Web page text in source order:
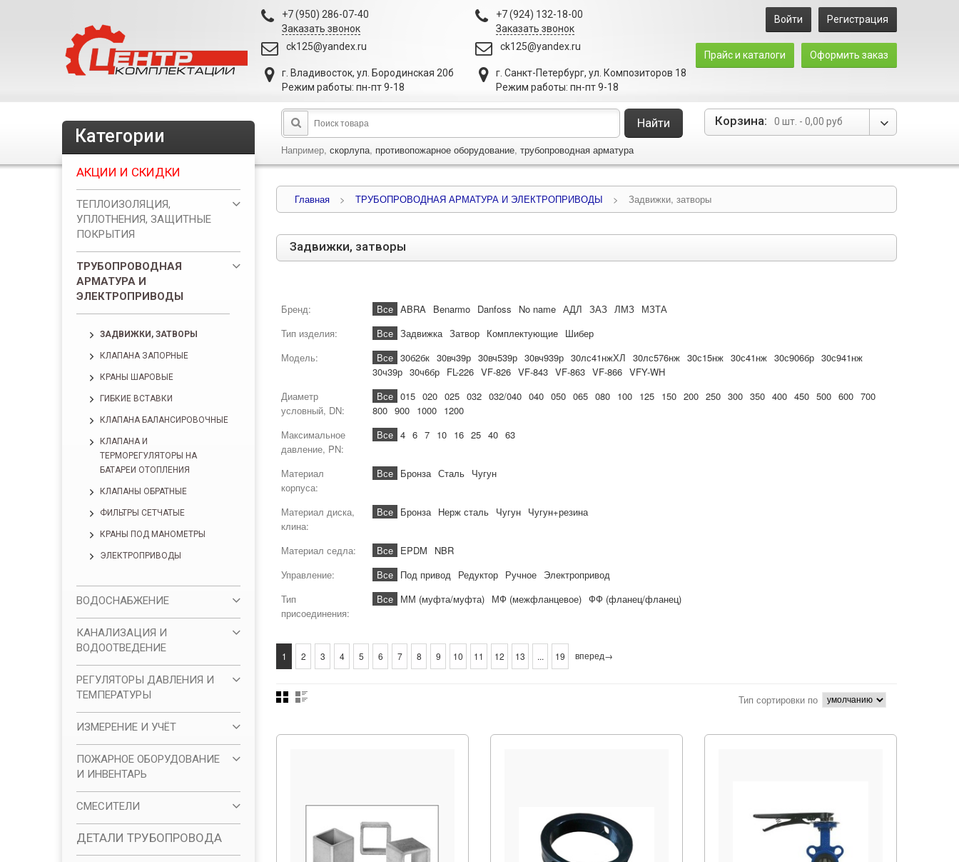
Войти Регистрация
Прайс и каталоги Оформить заказ
+7 (950) 286-07-40
Заказать звонок
ck125@yandex.ru
г. Владивосток, ул. Бородинская 20б
Режим работы: пн-пт 9-18
+7 (924) 132-18-00
Заказать звонок
ck125@yandex.ru
г. Санкт-Петербург, ул. Композиторов 18
Режим работы: пн-пт 9-18
Корзина: 0 шт. - 0,00 руб
Найти
Например, скорлупа, противопожарное оборудование, трубопроводная арматура
Главная > ТРУБОПРОВОДНАЯ АРМАТУРА И ЭЛЕКТРОПРИВОДЫ > Задвижки, затворы
Задвижки, затворы
Бренд: Все ABRA Benarmo Danfoss No name АДЛ ЗАЗ ЛМЗ МЗТА
Тип изделия:
Все Задвижка Затвор Комплектующие Шибер
Модель:
Все 30б2бк 30вч39р 30вч539р 30вч939р 30лс41нжХЛ 30лс576нж 30с15нж 30с41нж 30с906бр 30с941нж
30ч39р 30ч6бр FL-226 VF-826 VF-843 VF-863 VF-866 VFY-WH
Диаметр
условный, DN:
Все 015 020 025 032 032/040 040 050 065 080 100 125 150 200 250 300 350 400 450 500 600 700
800 900 1000 1200
Максимальное
давление, PN:
Все 4 6 7 10 16 25 40 63
Материал
корпуса:
Все Бронза Сталь Чугун
Материал диска,
клина:
Все Бронза Нерж сталь Чугун Чугун+резина
Материал седла: Все EPDM
NBR
Управление:
Все Под привод Редуктор Ручное Электропривод
Тип
присоединения:
Все ММ (муфта/муфта) МФ (межфланцевое) ФФ (фланец/фланец)
1 2 3 4 5 6 7 8 9 10 11 12 13 ... 19 вперед→
Тип сортировки по
Категории
АКЦИИ И СКИДКИ
ТЕПЛОИЗОЛЯЦИЯ,
УПЛОТНЕНИЯ, ЗАЩИТНЫЕ
ПОКРЫТИЯ
ТРУБОПРОВОДНАЯ
АРМАТУРА И
ЭЛЕКТРОПРИВОДЫ
ЗАДВИЖКИ, ЗАТВОРЫ
КЛАПАНА ЗАПОРНЫЕ
КРАНЫ ШАРОВЫЕ
ГИБКИЕ ВСТАВКИ
КЛАПАНА БАЛАНСИРОВОЧНЫЕ
КЛАПАНА И
ТЕРМОРЕГУЛЯТОРЫ НА
БАТАРЕИ ОТОПЛЕНИЯ
КЛАПАНЫ ОБРАТНЫЕ
ФИЛЬТРЫ СЕТЧАТЫЕ
КРАНЫ ПОД МАНОМЕТРЫ
ЭЛЕКТРОПРИВОДЫ
ВОДОСНАБЖЕНИЕ
КАНАЛИЗАЦИЯ И
ВОДООТВЕДЕНИЕ
РЕГУЛЯТОРЫ ДАВЛЕНИЯ И
ТЕМПЕРАТУРЫ
ИЗМЕРЕНИЕ И УЧЁТ
ПОЖАРНОЕ ОБОРУДОВАНИЕ
И ИНВЕНТАРЬ
СМЕСИТЕЛИ
ДЕТАЛИ ТРУБОПРОВОДА